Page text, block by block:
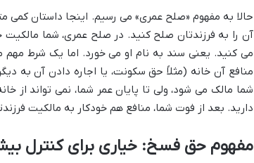
حالا به مفهوم «صلح عمری» می رسیم. اینجا داستان
آن را به فرزندتان صلح کنید. در صلح عمری، شما
می کنید. یعنی سند به نام او می خورد. اما یک شرط مهم
منافع آن خانه (مثلاً حق سکونت، یا اجاره دادن آن به
شما مالک می شود، ولی تا پایان عمر شما، نمی تواند از
دارید. بعد از فوت شما، منافع هم خودکار به مالکیت
مفهوم حق فسخ: خیاری برای کنترل